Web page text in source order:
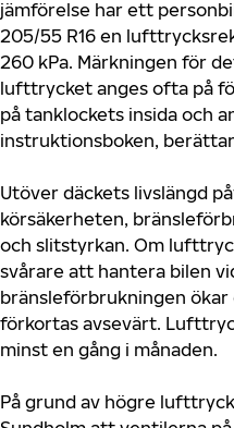
jämförelse har ett
205/55 R16 en
260 kPa. Märkningen för
lufttrycket anges ofta på
på tanklockets insida och
instruktionsboken,
Utöver däckets livslängd
körsäkerheten,
och slitstyrkan. Om
svårare att hantera bilen
bränsleförbrukningen ökar
förkortas avsevärt.
minst en gång i månaden.
På grund av högre